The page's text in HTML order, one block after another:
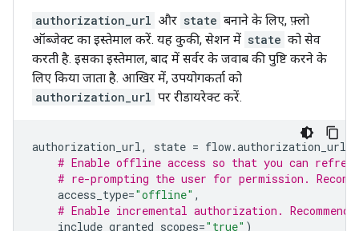
authorization_url और state बनाने के लिए, फ़्लो
ऑब्जेक्ट का इस्तेमाल करें. यह कुकी, सेशन में state को सेव
करती है. इसका इस्तेमाल, बाद में सर्वर के जवाब की पुष्टि करने के
लिए किया जाता है. आखिर में, उपयोगकर्ता को
authorization_url पर रीडायरेक्ट करें.
authorization_url, state = flow.authorization_url
# Enable offline access so that you can
# re-prompting the user for permission.
access_type="offline" ,
# Enable incremental authorization.
include_granted_scopes="true" )